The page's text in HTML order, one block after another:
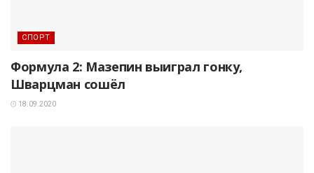
СПОРТ
Формула 2: Мазепин выиграл гонку,
Шварцман сошёл
18.09.2020